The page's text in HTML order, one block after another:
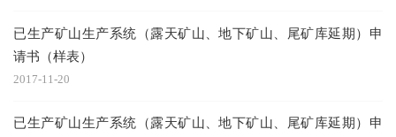
已生产矿山生产系统（露天矿山、地下矿山、尾矿库延期）申
请书（样表）
2017-11-20
已生产矿山生产系统（露天矿山、地下矿山、尾矿库延期）申